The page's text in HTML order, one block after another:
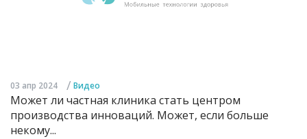
03 апр 2024 / Видео
Может ли частная клиника стать центром
производства инноваций. Может, если больше
некому...